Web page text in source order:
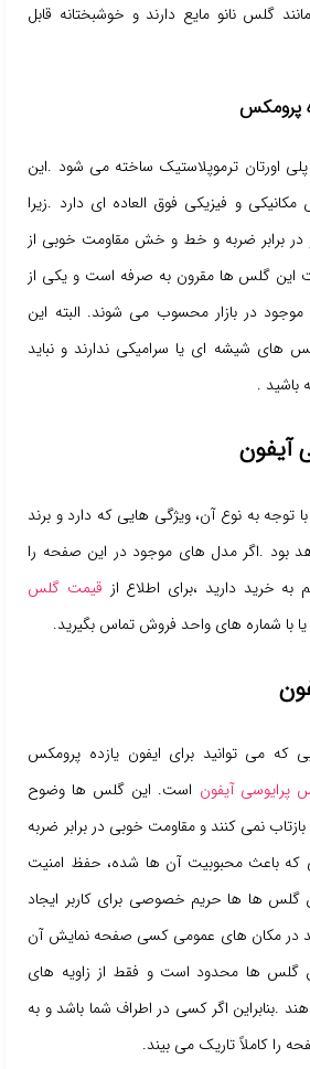
گلس نانو مایع دارند و خوشبختانه قابل
اورتان ترموپلاستیک ساخته می شود .این
و فیزیکی فوق العاده ای دارد .زیرا
در برابر ضربه و خط و خش مقاومت خوبی از
گلس ها مقرون به صرفه است و یکی از
در بازار محسوب می شوند. البته این
های شیشه ای یا سرامیکی ندارند و نباید
باشید .
با توجه به نوع آن، ویژگی هایی که دارد و برند
بود .اگر مدل های موجود در این صفحه را
خرید دارید ،برای اطلاع از قیمت گلس
با شماره های واحد فروش تماس بگیرید.
که می توانید برای ایفون یازده پرومکس
پرایوسی آیفون است. این گلس ها وضوح
بازتاب نمی کنند و مقاومت خوبی در برابر ضربه
که باعث محبوبیت آن ها شده، حفظ امنیت
ها ها حریم خصوصی برای کاربر ایجاد
در مکان های عمومی کسی صفحه نمایش آن
گلس ها محدود است و فقط از زاویه های
.بنابراین اگر کسی در اطراف شما باشد و به
را کاملاً تاریک می بیند.